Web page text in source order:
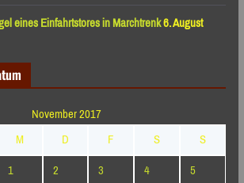
eines Einfahrtstores in Marchtrenk6. August
November 2017
M D F S
S
1
2 3 4
5